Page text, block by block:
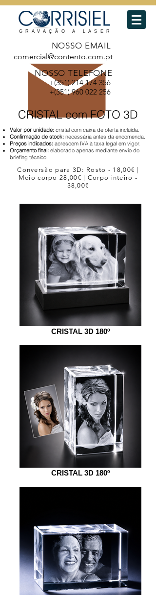
GRAVAÇÃO A LASER
NOSSO EMAIL
comercial@contento.com.pt
NOSSO TELEFONE
+(351)214 174 356
+(351)960 022 256
CRISTAL com FOTO 3D
​​Valor por unidade: cristal com caixa de oferta incluída.
Confirmação de stock: necessária antes da encomenda.
Preços indicados: acrescem IVA à taxa legal em vigor.
Orçamento final: elaborado apenas mediante envio do
briefing técnico.
Conversão para 3D: Rosto - 18,00€ |
Meio corpo 28,00€ | Corpo inteiro -
38,00€
CRISTAL 3D 180º
CRISTAL 3D 180º